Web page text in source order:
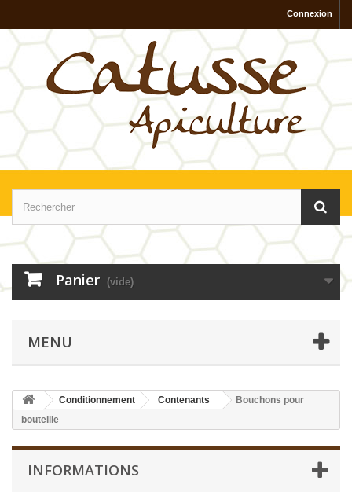
Connexion
Panier (vide)
MENU
Conditionnement Contenants
Bouchons pour
bouteille
INFORMATIONS